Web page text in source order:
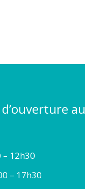
au
– 12h30
– 17h30